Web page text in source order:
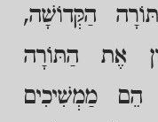
הַקְּדוֹשָׁה,
אֶת הַתּוֹרָה
הֵם מַמְשִׁיכִים